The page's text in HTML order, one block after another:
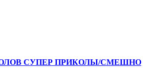
СУПЕР ПРИКОЛЫ/СМЕШНО